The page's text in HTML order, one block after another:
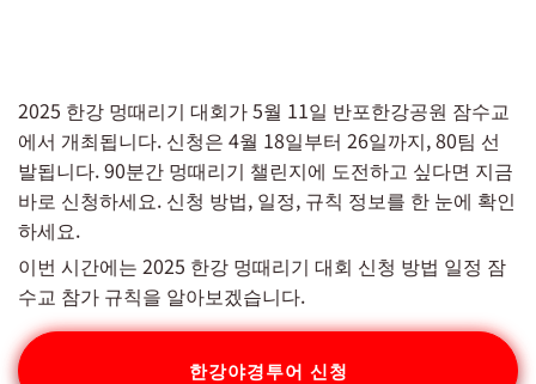
2025 한강 멍때리기 대회가 5월 11일 반포한강공원 잠수교
에서 개최됩니다. 신청은 4월 18일부터 26일까지, 80팀 선
발됩니다. 90분간 멍때리기 챌린지에 도전하고 싶다면 지금
바로 신청하세요. 신청 방법, 일정, 규칙 정보를 한 눈에 확인
하세요.
이번 시간에는 2025 한강 멍때리기 대회 신청 방법 일정 잠
수교 참가 규칙을 알아보겠습니다.
한강야경투어 신청